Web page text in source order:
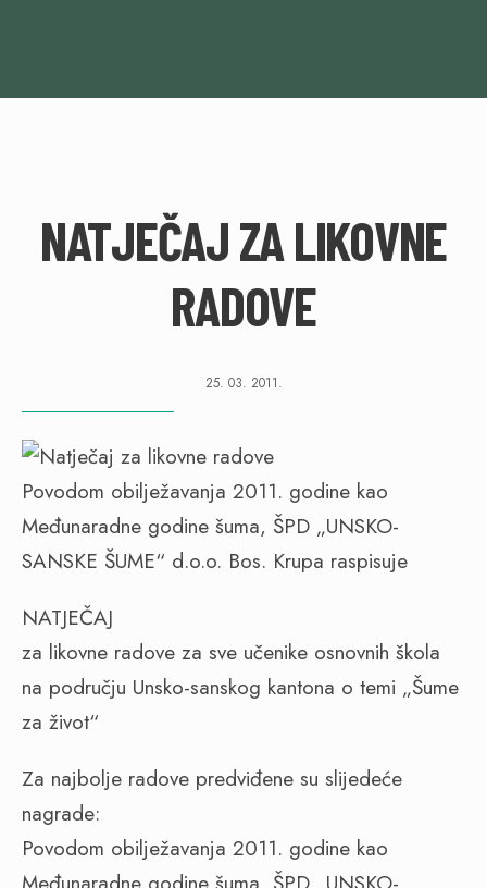
NATJEČAJ ZA LIKOVNE
RADOVE
25. 03. 2011.
Povodom obilježavanja 2011. godine kao
Međunaradne godine šuma, ŠPD „UNSKO-
SANSKE ŠUME“ d.o.o. Bos. Krupa raspisuje
NATJEČAJ
za likovne radove za sve učenike osnovnih škola
na području Unsko-sanskog kantona o temi „Šume
za život“
Za najbolje radove predviđene su slijedeće
nagrade:
Povodom obilježavanja 2011. godine kao